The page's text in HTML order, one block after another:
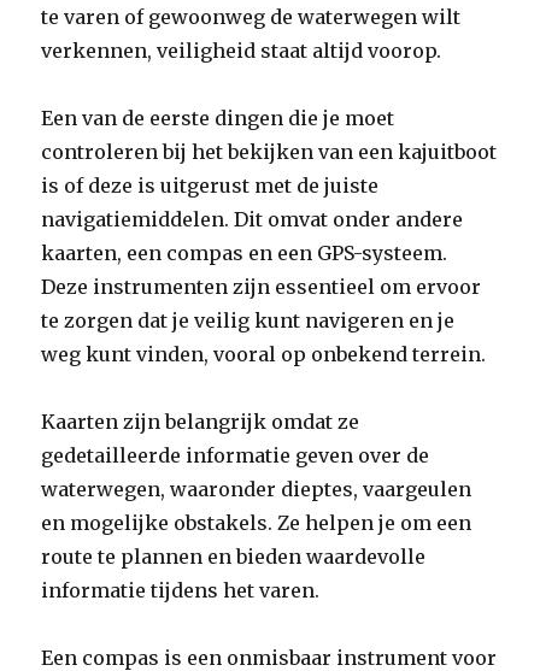
te varen of gewoonweg de waterwegen wilt
verkennen, veiligheid staat altijd voorop.
Een van de eerste dingen die je moet
controleren bij het bekijken van een kajuitboot
is of deze is uitgerust met de juiste
navigatiemiddelen. Dit omvat onder andere
kaarten, een compas en een GPS-systeem.
Deze instrumenten zijn essentieel om ervoor
te zorgen dat je veilig kunt navigeren en je
weg kunt vinden, vooral op onbekend terrein.
Kaarten zijn belangrijk omdat ze
gedetailleerde informatie geven over de
waterwegen, waaronder dieptes, vaargeulen
en mogelijke obstakels. Ze helpen je om een
route te plannen en bieden waardevolle
informatie tijdens het varen.
Een compas is een onmisbaar instrument voor